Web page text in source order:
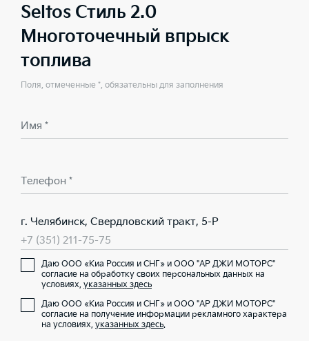
Seltos Стиль 2.0
Многоточечный впрыск
топлива
Поля, отмеченные *, обязательны для заполнения
Имя *
Телефон *
г. Челябинск, Свердловский тракт, 5-Р
+7 (351) 211-75-75
Даю ООО «Киа Россия и СНГ» и ООО "АР ДЖИ МОТОРС"
согласие на обработку своих персональных данных на
условиях, указанных здесь
Даю ООО «Киа Россия и СНГ» и ООО "АР ДЖИ МОТОРС"
согласие на получение информации рекламного характера
на условиях, указанных здесь.